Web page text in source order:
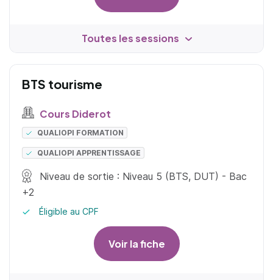
Toutes les sessions
BTS tourisme
Cours Diderot
QUALIOPI FORMATION
QUALIOPI APPRENTISSAGE
Niveau de sortie : Niveau 5 (BTS, DUT) - Bac
+2
Éligible au CPF
Voir la fiche